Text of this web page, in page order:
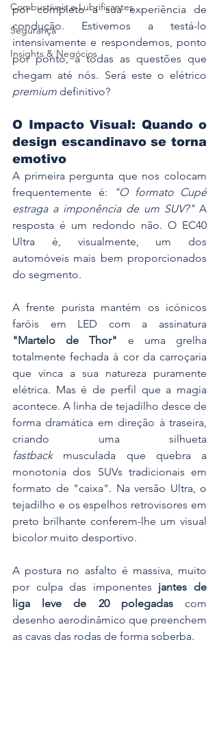
Combustíveis e Lubrificantes
Segurança
Insights & Negócios
por completo a sua experiência de
condução. Estivemos a testá-lo
intensivamente e respondemos, ponto
por ponto, a todas as questões que
premium definitivo?
O Impacto Visual: Quando o
design escandinavo se torna
emotivo
A primeira pergunta que nos colocam
frequentemente é:
"O formato Cupé
estraga a imponência de um SUV?" A
resposta é um redondo não. O EC40
Ultra é, visualmente, um dos
automóveis mais bem proporcionados
do segmento.
A frente purista mantém os icónicos
"Martelo de Thor" e uma grelha
totalmente fechada à cor da carroçaria
que vinca a sua natureza puramente
elétrica. Mas é de perfil que a magia
acontece. A linha de tejadilho desce de
forma dramática em direção à traseira,
fastback musculada que quebra a
monotonia dos SUVs tradicionais em
formato de "caixa". Na versão Ultra, o
tejadilho e os espelhos retrovisores em
preto brilhante conferem-lhe um visual
bicolor muito desportivo.
A postura no asfalto é massiva, muito
por culpa das imponentes jantes de
liga leve de 20 polegadas com
desenho aerodinâmico que preenchem
as cavas das rodas de forma soberba.